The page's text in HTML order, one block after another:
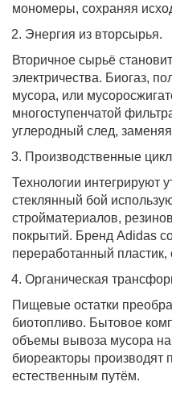
мономеры, сохраняя
Энергия из вторсырья.
Вторичное сырьё
электричества. Биогаз,
мусора, или
многоступенчатой
углеродный след,
Производственные
Технологии интегрируют
стеклянный бой
стройматериалов,
покрытий. Бренд Adidas
переработанный
Органическая
Пищевые остатки
биотопливо. Бытовое
объемы вывоза мусора
биореакторы производят
естественным путём.